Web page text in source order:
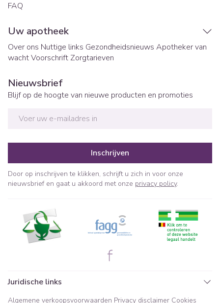
FAQ
Uw apotheek
Over ons Nuttige links Gezondheidsnieuws Apotheker van
wachtVoorschrift Zorgtarieven
Nieuwsbrief
Blijf op de hoogte van nieuwe producten en promoties
Inschrijven
Door op inschrijven te klikken, schrijft u zich in voor onze
nieuwsbrief en gaat u akkoord met onze privacy policy.
Juridische links
Algemene verkoopsvoorwaarden Privacy disclaimer Cookies